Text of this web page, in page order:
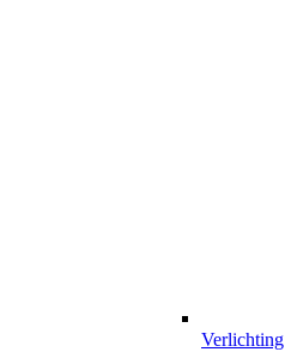
Verlichting